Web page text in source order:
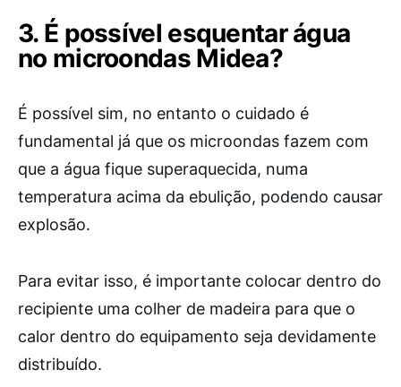
3. É possível esquentar água
no microondas Midea?
É possível sim, no entanto o cuidado é
fundamental já que os microondas fazem com
que a água fique superaquecida, numa
temperatura acima da ebulição, podendo causar
explosão.
Para evitar isso, é importante colocar dentro do
recipiente uma colher de madeira para que o
calor dentro do equipamento seja devidamente
distribuído.